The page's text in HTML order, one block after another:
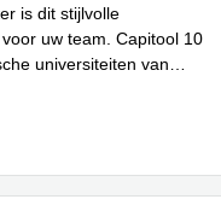
is dit stijlvolle
uw team. Capitool 10
universiteiten van